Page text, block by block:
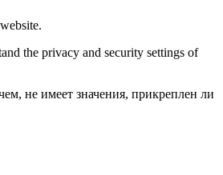
the privacy and security settings of
не имеет значения, прикреплен ли